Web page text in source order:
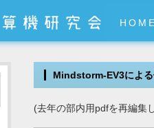
HOME
Mindstorm-EV3によ
(去年の部内用pdfを再編集